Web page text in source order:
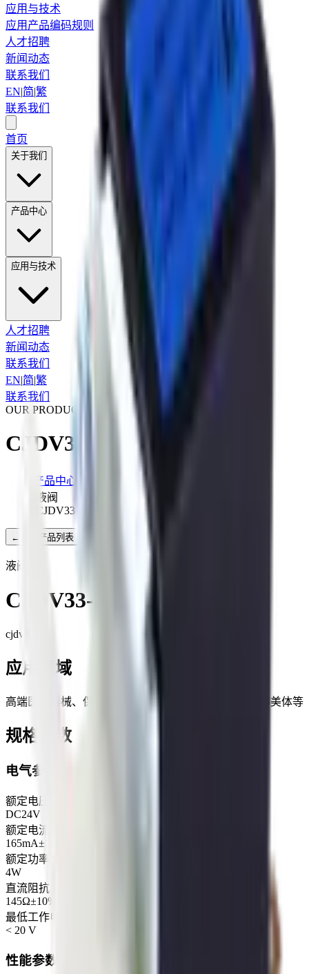
应用与技术
应用 产品编码规则
人才招聘
新闻动态
联系我们
EN|简|繁
联系我们
首页
关于我们
产品中心
应用与技术
人才招聘
新闻动态
联系我们
EN|简|繁
联系我们
OUR PRODUCTS
CJDV33-AA
产品中心
液阀
CJDV33-AA
← 返回产品列表
液阀
CJDV33-AA
cjdv33-aa
应用领域
高端医疗器械、保健器材、家用电器、厨房卫浴、美容美体等
规格参数
电气参数
额定电压
DC24V
额定电流
165mA±10%
额定功率
4W
直流阻抗
145Ω±10%
最低工作电压
< 20 V
性能参数